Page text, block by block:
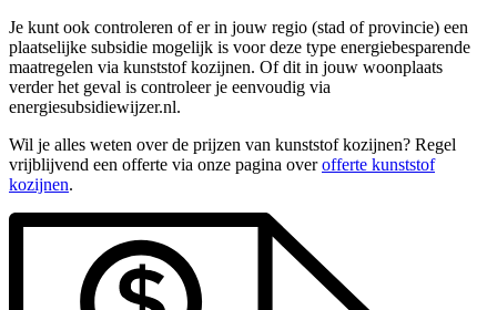
Je kunt ook controleren of er in jouw regio (stad of provincie) een
plaatselijke subsidie mogelijk is voor deze type energiebesparende
maatregelen via kunststof kozijnen. Of dit in jouw woonplaats
verder het geval is controleer je eenvoudig via
energiesubsidiewijzer.nl.
Wil je alles weten over de prijzen van kunststof kozijnen? Regel
vrijblijvend een offerte via onze pagina overofferte kunststof
kozijnen.